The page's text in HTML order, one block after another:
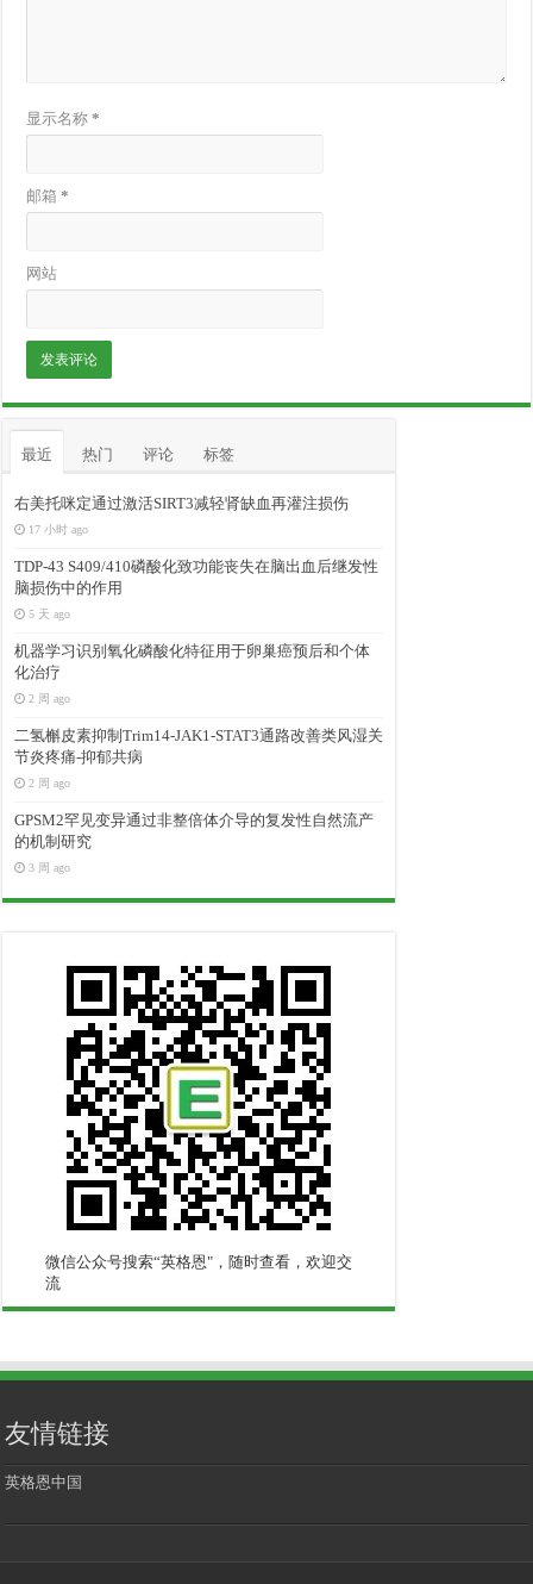
显示名称*
邮箱*
网站
最近 热门 评论 标签
右美托咪定通过激活SIRT3减轻肾缺血再灌注损伤
17 小时 ago
TDP-43 S409/410磷酸化致功能丧失在脑出血后继发性
脑损伤中的作用
5 天 ago
机器学习识别氧化磷酸化特征用于卵巢癌预后和个体
化治疗
2 周 ago
二氢槲皮素抑制Trim14-JAK1-STAT3通路改善类风湿关
节炎疼痛-抑郁共病
2 周 ago
GPSM2罕见变异通过非整倍体介导的复发性自然流产
的机制研究
3 周 ago
微信公众号搜索“英格恩"，随时查看，欢迎交
流
友情链接
英格恩中国